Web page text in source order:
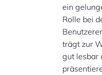
ein
Rolle bei
trägt zur
gut lesbar